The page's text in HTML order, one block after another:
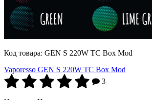
Код товара: GEN S 220W TC Box Mod
Vaporesso GEN S 220W TC Box Mod
3